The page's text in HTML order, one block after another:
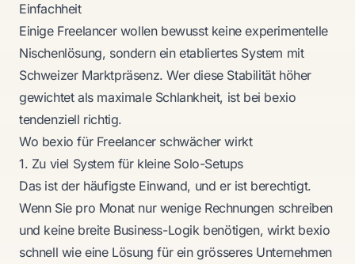
Einfachheit
Einige Freelancer wollen bewusst keine experimentelle
Nischenlösung, sondern ein etabliertes System mit
Schweizer Marktpräsenz. Wer diese Stabilität höher
gewichtet als maximale Schlankheit, ist bei bexio
tendenziell richtig.
Wo bexio für Freelancer schwächer wirkt
1. Zu viel System für kleine Solo-Setups
Das ist der häufigste Einwand, und er ist berechtigt.
Wenn Sie pro Monat nur wenige Rechnungen schreiben
und keine breite Business-Logik benötigen, wirkt bexio
schnell wie eine Lösung für ein grösseres Unternehmen